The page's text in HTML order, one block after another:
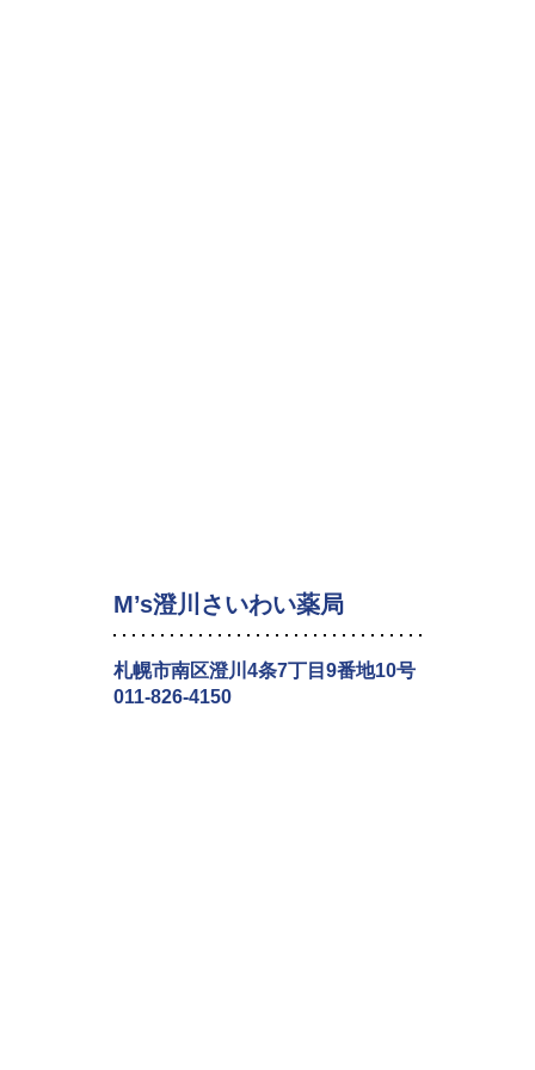
M’s澄川さいわい薬局
札幌市南区澄川4条7丁目9番地10号
011-826-4150